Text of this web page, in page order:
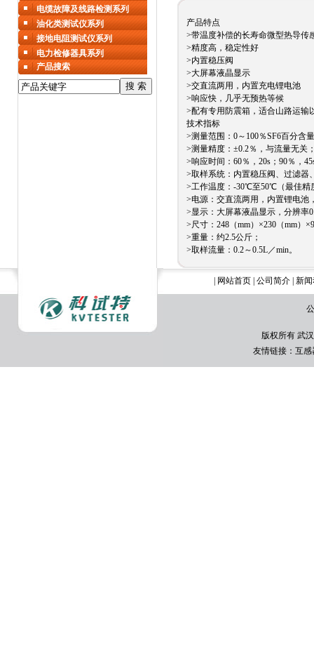
产品特点
>带温度补偿的长寿命微型热导传
>精度高，稳定性好
>内置稳压阀
>大屏幕液晶显示
>交直流两用，内置充电锂电池
>响应快，几乎无预热等候
>配有专用防震箱，适合山路运输
技术指标
>测量范围：0～100％SF6百
>测量精度：±0.2％，与流量
>响应时间：60％，20s；90％
>取样系统：内置稳压阀、过
>工作温度：-30℃至50℃（最
>电源：交直流两用，内置锂
>显示：大屏幕液晶显示，分
>尺寸：248（mm）×230（mm
>重量：约2.5公斤；
>取样流量：0.2～0.5L／min。
电缆故障及线路检测系列
油化类测试仪系列
接地电阻测试仪系列
电力检修器具系列
产品搜索
网站首页 公司简介 新
版权所有 武
友情链接： 互感